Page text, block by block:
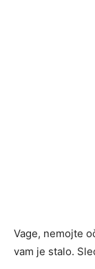
Vage, nemojte
vam je stalo.